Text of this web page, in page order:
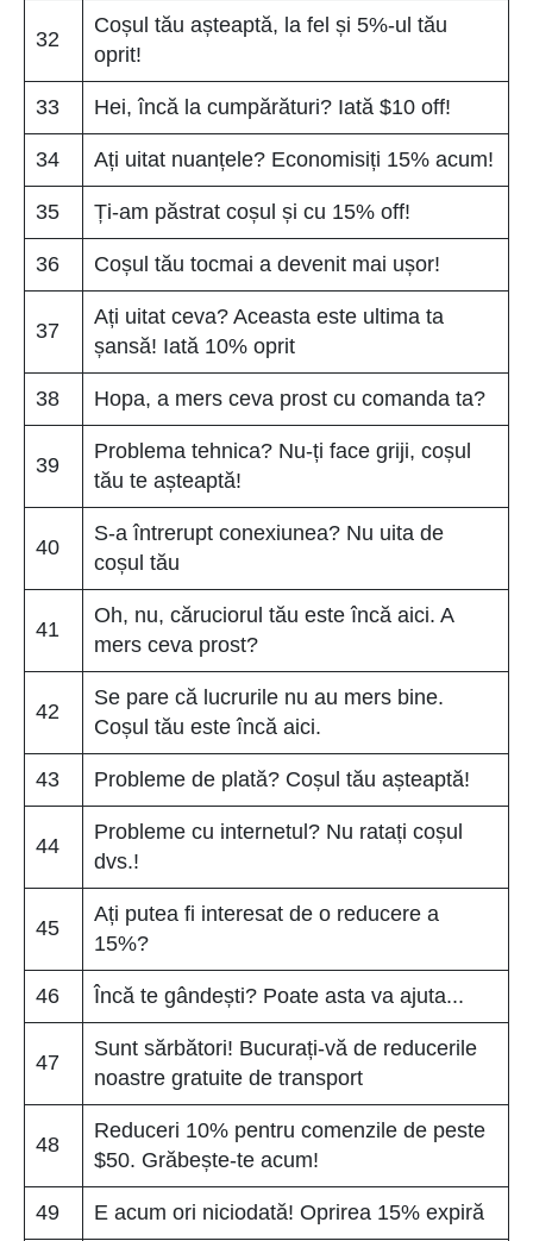
32
Coșul tău așteaptă, la fel și 5%-ul tău
oprit!
33 Hei, încă la cumpărături? Iată $10 off!
34 Ați uitat nuanțele? Economisiți 15% acum!
35 Ți-am păstrat coșul și cu 15% off!
36 Coșul tău tocmai a devenit mai ușor!
37
Ați uitat ceva? Aceasta este ultima ta
șansă! Iată 10% oprit
38 Hopa, a mers ceva prost cu comanda ta?
39
Problema tehnica? Nu-ți face griji, coșul
tău te așteaptă!
40
S-a întrerupt conexiunea? Nu uita de
coșul tău
41
Oh, nu, căruciorul tău este încă aici. A
mers ceva prost?
42
Se pare că lucrurile nu au mers bine.
Coșul tău este încă aici.
43 Probleme de plată? Coșul tău așteaptă!
44
Probleme cu internetul? Nu ratați coșul
dvs.!
45
Ați putea fi interesat de o reducere a
15%?
46 Încă te gândești? Poate asta va ajuta...
47
Sunt sărbători! Bucurați-vă de reducerile
noastre gratuite de transport
48
Reduceri 10% pentru comenzile de peste
$50. Grăbește-te acum!
49 E acum ori niciodată! Oprirea 15% expiră